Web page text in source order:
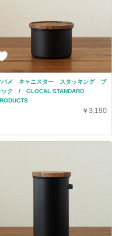
バメ キャニスター スタッキング ブ
ック / GLOCAL STANDARD
￥3,190